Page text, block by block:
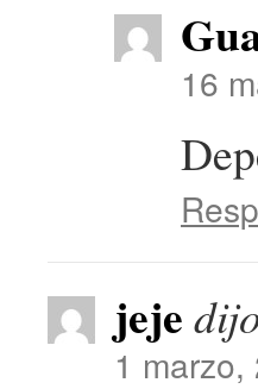
16
jeje
1 marzo,